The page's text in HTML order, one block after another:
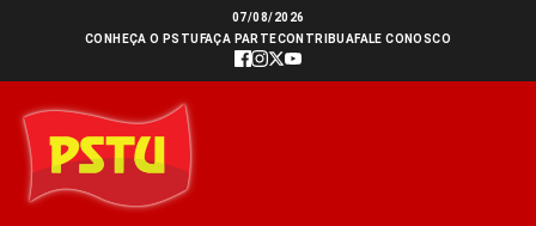
conteúdo
07/08/2026
CONHEÇA O PSTU FAÇA PARTECONTRIBUAFALE CONOSCO